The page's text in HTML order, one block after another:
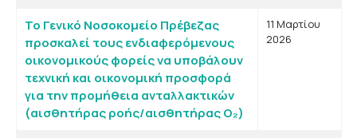
Το Γενικό Νοσοκομείο Πρέβεζας
προσκαλεί τους ενδιαφερόμενους
οικονομικούς φορείς να υποβάλουν
τεχνική και οικονομική προσφορά
για την προμήθεια ανταλλακτικών
(αισθητήρας ροής/αισθητήρας Ο₂)
11 Μαρτίου
2026